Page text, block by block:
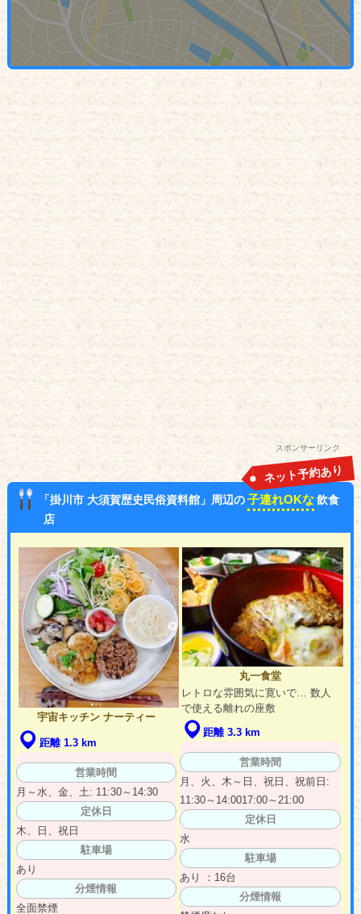
スポンサーリンク
「掛川市 大須賀歴史民俗資料館」周辺の子連れOKな 飲食
店
ネット予約あり
宇宙キッチン ナーティー
距離 1.3 km
営業時間
月～水、金、土: 11:30～14:30
定休日
木、日、祝日
駐車場
あり
分煙情報
全面禁煙
丸一食堂
レトロな雰囲気に寛いで… 数人
で使える離れの座敷
距離 3.3 km
営業時間
月、火、木～日、祝日、祝前日:
11:30～14:0017:00～21:00
定休日
水
駐車場
あり ：16台
分煙情報